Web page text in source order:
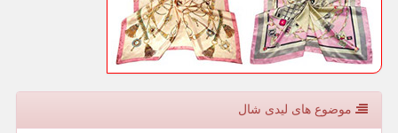
موضوع های لیدی شال